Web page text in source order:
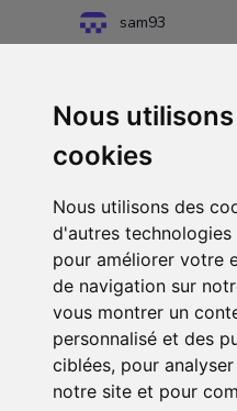
Nous
cookies
Nous utilisons des
d'autres technologies
pour améliorer votre
de navigation sur
vous montrer un
personnalisé et des
ciblées, pour
notre site et pour
sam93
35.00€ 0
Figurine final fantasy